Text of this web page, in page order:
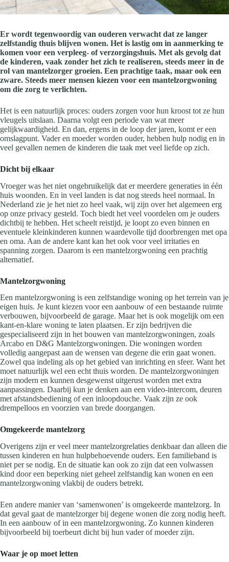
Er wordt tegenwoordig van ouderen verwacht dat ze langer
zelfstandig thuis blijven wonen. Het is lastig om in aanmerking te
komen voor een verpleeg- of verzorgingshuis. Met als gevolg dat
de kinderen, vaak zonder het zich te realiseren, steeds meer in de
rol van mantelzorger groeien. Een prachtige taak, maar ook een
zware. Steeds meer mensen kiezen voor een mantelzorgwoning
om die zorg te verlichten.
Het is een natuurlijk proces: ouders zorgen voor hun kroost tot ze hun
vleugels uitslaan. Daarna volgt een periode van wat meer
gelijkwaardigheid. En dan, ergens in de loop der jaren, komt er een
omslagpunt. Vader en moeder worden ouder, hebben hulp nodig en in
veel gevallen nemen de kinderen die taak met veel liefde op zich.
Dicht bij elkaar
Vroeger was het niet ongebruikelijk dat er meerdere generaties in één
huis woonden. En in veel landen is dat nog steeds heel normaal. In
Nederland zie je het niet zo heel vaak, wij zijn over het algemeen erg
op onze privacy gesteld. Toch biedt het veel voordelen om je ouders
dichtbij te hebben. Het scheelt reistijd, je loopt zo even binnen en
eventuele kleinkinderen kunnen waardevolle tijd doorbrengen met opa
en oma. Aan de andere kant kan het ook voor veel irritaties en
spanning zorgen. Daarom is een mantelzorgwoning een prachtig
alternatief.
Mantelzorgwoning
Een mantelzorgwoning is een zelfstandige woning op het terrein van je
eigen huis. Je kunt kiezen voor een aanbouw of een bestaande ruimte
verbouwen, bijvoorbeeld de garage. Maar het is ook mogelijk om een
kant-en-klare woning te laten plaatsen. Er zijn bedrijven die
gespecialiseerd zijn in het bouwen van mantelzorgwoningen, zoals
Arcabo en D&G Mantelzorgwoningen. Die woningen worden
volledig aangepast aan de wensen van degene die erin gaat wonen.
Zowel qua indeling als op het gebied van inrichting en sfeer. Want het
moet natuurlijk wel een echt thuis worden. De mantelzorgwoningen
zijn modern en kunnen desgewenst uitgerust worden met extra
aanpassingen. Daarbij kun je denken aan een video-intercom, deuren
met afstandsbediening of een inloopdouche. Vaak zijn ze ook
drempelloos en voorzien van brede doorgangen.
Omgekeerde mantelzorg
Overigens zijn er veel meer mantelzorgrelaties denkbaar dan alleen die
tussen kinderen en hun hulpbehoevende ouders. Een familieband is
niet per se nodig. En de situatie kan ook zo zijn dat een volwassen
kind door een beperking niet geheel zelfstandig kan wonen en een
mantelzorgwoning vlakbij de ouders betrekt.
Een andere manier van ‘samenwonen’ is omgekeerde mantelzorg. In
dat geval gaat de mantelzorger bij degene wonen die zorg nodig heeft.
In een aanbouw of in een mantelzorgwoning. Zo kunnen kinderen
bijvoorbeeld bij toerbeurt dicht bij hun vader of moeder zijn.
Waar je op moet letten